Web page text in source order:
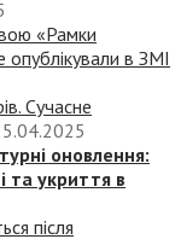
«‎Рамки
опублікували в ЗМІ
Сучасне
оновлення:
та укриття в
після